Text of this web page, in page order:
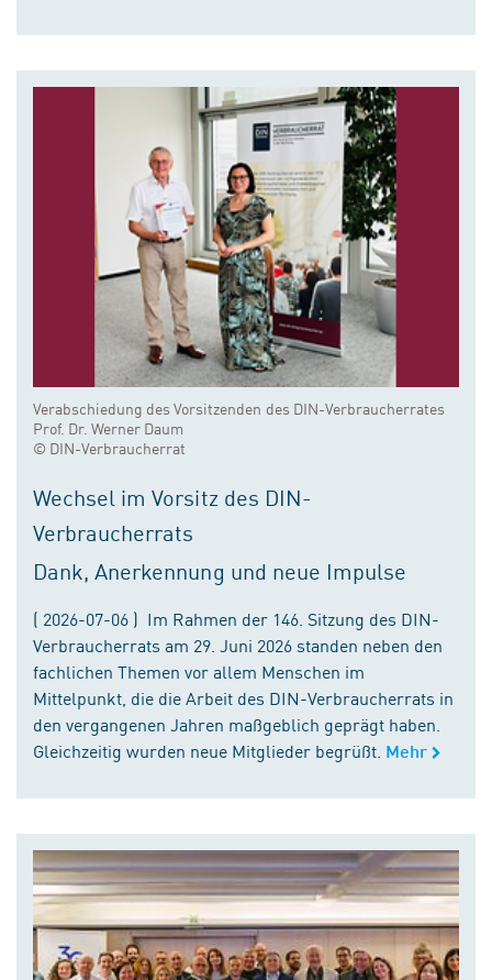
Verabschiedung des Vorsitzenden des DIN-Verbraucherrates
Prof. Dr. Werner Daum
© DIN-Verbraucherrat
Wechsel im Vorsitz des DIN-
Verbraucherrats
Dank, Anerkennung und neue Impulse
( 2026-07-06 ) Im Rahmen der 146. Sitzung des DIN-
Verbraucherrats am 29. Juni 2026 standen neben den
fachlichen Themen vor allem Menschen im
Mittelpunkt, die die Arbeit des DIN-Verbraucherrats in
den vergangenen Jahren maßgeblich geprägt haben.
Gleichzeitig wurden neue Mitglieder begrüßt. Mehr